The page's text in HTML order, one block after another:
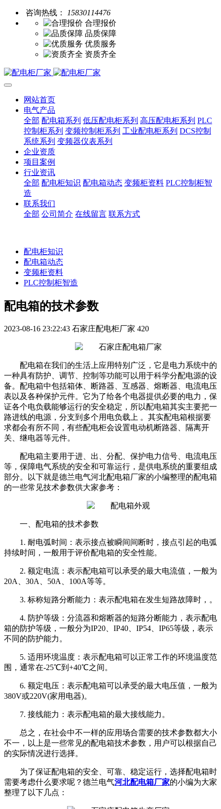
咨询热线：
15830114476
合理报价
品质保障
优质服务
资质齐全
网站首页
电气产品
全部 配电箱系列 低压配电柜系列 高压配电柜系列 PLC
控制柜系列 变频控制柜系列 工业配电柜系列 DCS控制
系统系列 变频器仪表系列
企业资质
项目案例
行业资讯
全部 配电柜知识 配电箱动态 变频柜资料 PLC控制柜智
造
联系我们
全部 公司简介 在线留言 联系方式
配电柜知识
配电箱动态
变频柜资料
PLC控制柜智造
配电箱的技术参数
2023-08-16 23:22:43 石家庄配电柜厂家 420
配电箱在我们的生活上应用特别广泛，它是电力系统中的
一种具有防护、调节、控制等功能可以用于科学分配电源的设
备。配电箱中包括箱体、断路器、互感器、熔断器、电流电压
表以及各种保护元件。它为了给各个电器提供必要的电力，保
证各个电负载能够运行的安全稳定，所以配电箱其实主要把一
路进线的电源，分支到多个用电负载上 。其实配电箱根据要
求都会有所不同，有些配电柜会设置电动机断路器、隔离开
关、继电器等元件。
配电箱主要用于进、出、分配、保护电力信号、电流电压
等，保障电气系统的安全和可靠运行，是供电系统的重要组成
部分。以下就是德兰电气河北配电箱厂家的小编整理的配电箱
的一些常见技术参数供大家参考：
一、配电箱的技术参数
1. 耐电弧时间：表示接点被瞬间间断时，接点引起的电弧
持续时间，一般用于评价配电箱的安全性能。
2. 额定电流：表示配电箱可以承受的最大电流值，一般为
20A、30A、50A、100A等等。
3. 标称短路分断能力：表示配电箱在发生短路故障时，。
4. 防护等级：分流器和熔断器的短路分断能力，表示配电
箱的防护等级，一般分为IP20、IP40、IP54、IP65等级，表示
不同的防护能力。
5. 适用环境温度：表示配电箱可以正常工作的环境温度范
围，通常在-25℃到+40℃之间。
6. 额定电压：表示配电箱可以承受的最大电压值，一般为
380V或220V(家用电器)。
7. 接线能力：表示配电箱的最大接线能力。
总之，在社会中不一样的应用场合需要的技术参数都大小
不一，以上是一些常见的配电箱技术参数，用户可以根据自己
的实际情况进行选择。
为了保证配电箱的安全、可靠、稳定运行，选择配电箱时
需要考虑什么要求呢？德兰电气河北配电箱厂家的小编为大家
整理了以下几点：